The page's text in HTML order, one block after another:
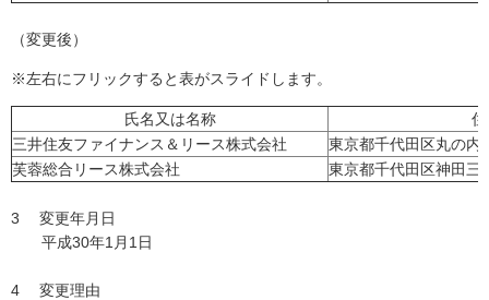
（変更後）
※左右にフリックすると表がスライドします。
氏名又は名称
三井住友ファイナンス＆リース株式会社
東京都千代田区丸の内
芙蓉総合リース株式会社
東京都千代田区神田三
3 変更年月日
平成30年1月1日
4 変更理由